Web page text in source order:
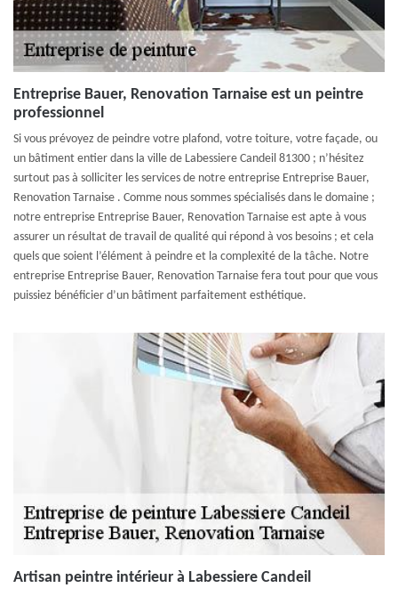
Entreprise Bauer, Renovation Tarnaise est un peintre
professionnel
Si vous prévoyez de peindre votre plafond, votre toiture, votre façade, ou
un bâtiment entier dans la ville de Labessiere Candeil 81300 ; n’hésitez
surtout pas à solliciter les services de notre entreprise Entreprise Bauer,
Renovation Tarnaise . Comme nous sommes spécialisés dans le domaine ;
notre entreprise Entreprise Bauer, Renovation Tarnaise est apte à vous
assurer un résultat de travail de qualité qui répond à vos besoins ; et cela
quels que soient l’élément à peindre et la complexité de la tâche. Notre
entreprise Entreprise Bauer, Renovation Tarnaise fera tout pour que vous
puissiez bénéficier d’un bâtiment parfaitement esthétique.
Artisan peintre intérieur à Labessiere Candeil